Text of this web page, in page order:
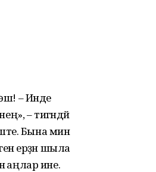
– Инде
– тигәндәй
Бына мин
ерҙән шыла
аңлар ине.